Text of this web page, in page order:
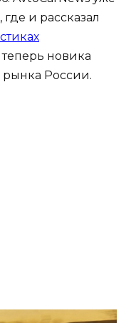
и рассказал
теперь новика
рынка России.